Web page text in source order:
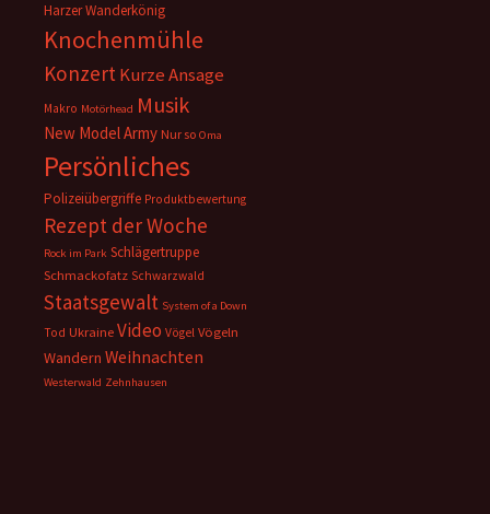
Harzer Wanderkönig
Knochenmühle
KonzertKurze Ansage
Makro Motörhead Musik
New Model Army Nur so Oma
Persönliches
Polizeiübergriffe Produktbewertung
Rezept der Woche
Rock im Park Schlägertruppe
Schmackofatz Schwarzwald
Staatsgewalt System of a Down
Tod Ukraine Video Vögel Vögeln
Wandern Weihnachten
Westerwald Zehnhausen